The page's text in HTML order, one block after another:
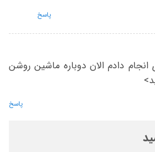
پاسخ
انجام دادم الان دوباره ماشین روشن
پاسخ